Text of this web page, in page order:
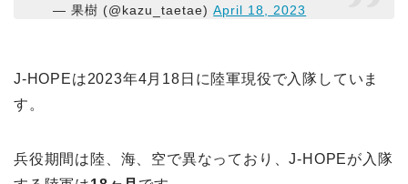
— 果樹 (@kazu_taetae)April 18, 2023
J-HOPEは2023年4月18日に陸軍現役で入隊していま
す。
兵役期間は陸、海、空で異なっており、J-HOPEが入隊